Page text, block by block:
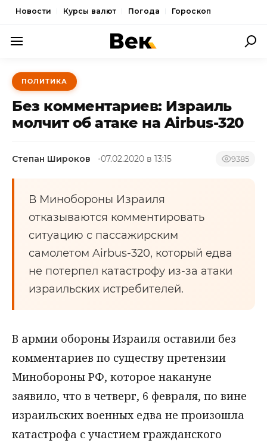
Новости Курсы валют Погода Гороскоп
ПОЛИТИКА
ЭКОНОМИКА
ОБЩЕСТВО
КУЛЬТУРА
ПОЛИТИКА
Без комментариев: Израиль
молчит об атаке на Airbus-320
Степан Широков 07.02.2020 в 13:15 9385
В Минобороны Израиля
отказываются комментировать
ситуацию с пассажирским
самолетом Airbus-320, который едва
не потерпел катастрофу из-за атаки
израильских истребителей.
В армии обороны Израиля оставили без
комментариев по существу претензии
Минобороны РФ, которое накануне
заявило, что в четверг, 6 февраля, по вине
израильских военных едва не произошла
катастрофа с участием гражданского